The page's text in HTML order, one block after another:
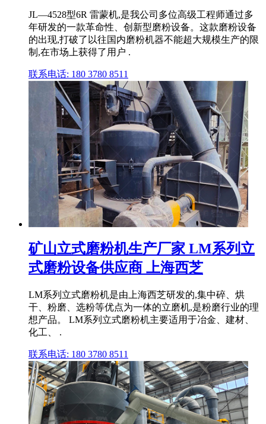
JL—4528型6R 雷蒙机,是我公司多位高级工程师通过多
年研发的一款革命性、创新型磨粉设备。这款磨粉设备
的出现,打破了以往国内磨粉机器不能超大规模生产的限
制,在市场上获得了用户 .
联系电话: 180 3780 8511
矿山立式磨粉机生产厂家 LM系列立
式磨粉设备供应商 上海西芝
LM系列立式磨粉机是由上海西芝研发的,集中碎、烘
干、粉磨、选粉等优点为一体的立磨机,是粉磨行业的理
想产品。 LM系列立式磨粉机主要适用于冶金、建材、
化工、 .
联系电话: 180 3780 8511